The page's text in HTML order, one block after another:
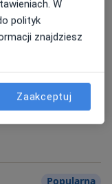
Popularna
Popularna
W
polityk
znajdziesz
Zaakceptuj